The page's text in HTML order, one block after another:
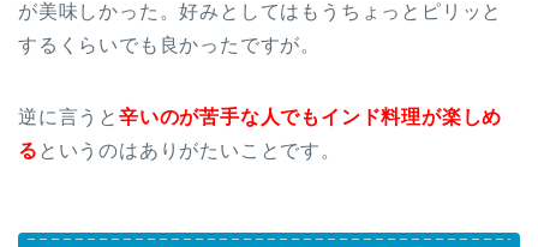
が美味しかった。好みとしてはもうちょっとピリッと
するくらいでも良かったですが。
逆に言うと 辛いのが苦手な人でもインド料理が楽しめ
る というのはありがたいことです。